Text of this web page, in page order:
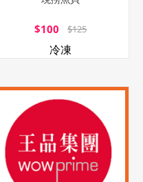
$100 $125
冷凍